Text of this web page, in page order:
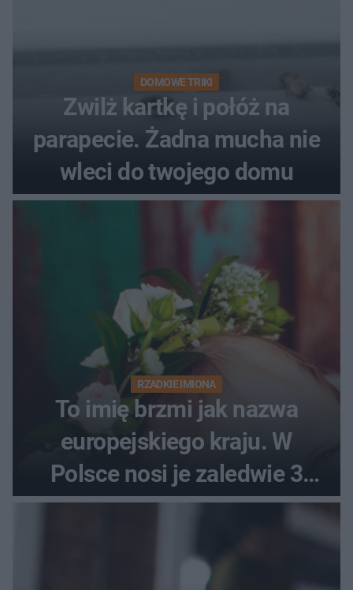
DOMOWE TRIKI
Zwilż kartkę i połóż na
parapecie. Żadna mucha nie
wleci do twojego domu
RZADKIE IMIONA
To imię brzmi jak nazwa
europejskiego kraju. W
Polsce nosi je zaledwie 3
kobiety